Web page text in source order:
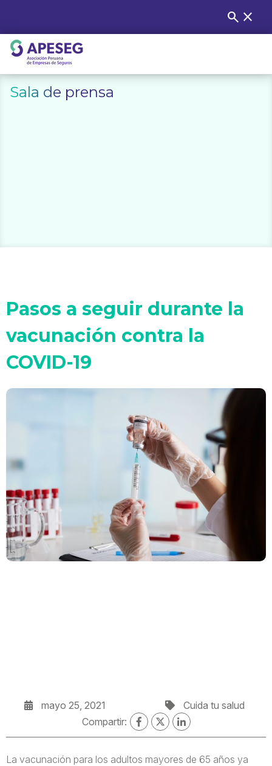
content
Buscar:
search close
APESEG
Sala de prensa
Pasos a seguir durante la
vacunación contra la
COVID-19
mayo 25, 2021
Cuida tu salud
Compartir:
La vacunación para los adultos mayores de 65 años ya